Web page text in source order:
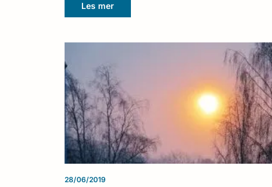
Les mer
28/06/2019